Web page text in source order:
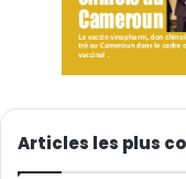
Articles les plus